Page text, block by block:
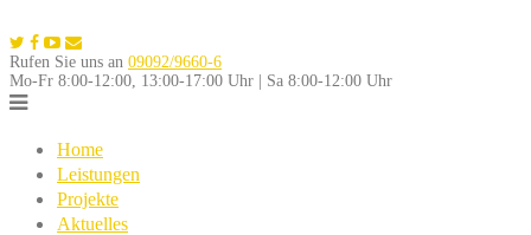
to
content
Rufen Sie uns an 09092/9660-6
Mo-Fr 8:00-12:00, 13:00-17:00 Uhr | Sa 8:00-12:00 Uhr
Home
Leistungen
Projekte
Aktuelles